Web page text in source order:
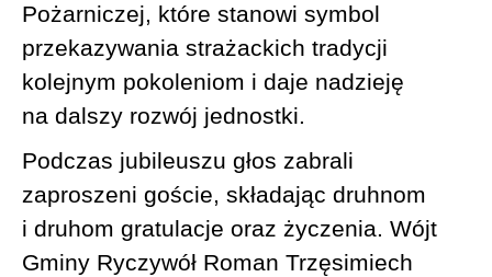
Pożarniczej, które stanowi symbol
przekazywania strażackich tradycji
kolejnym pokoleniom i daje nadzieję
na dalszy rozwój jednostki.
Podczas jubileuszu głos zabrali
zaproszeni goście, składając druhnom
i druhom gratulacje oraz życzenia. Wójt
Gminy Ryczywół Roman Trzęsimiech